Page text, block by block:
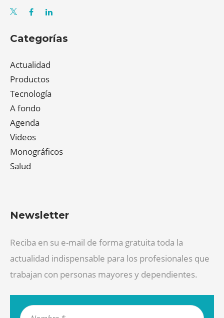
Categorías
Actualidad
Productos
Tecnología
A fondo
Agenda
Videos
Monográficos
Salud
Newsletter
Reciba en su e-mail de forma gratuita toda la
actualidad indispensable para los profesionales que
trabajan con personas mayores y dependientes.